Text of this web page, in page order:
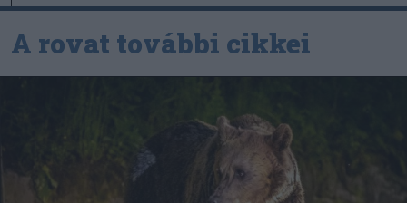
A rovat további cikkei